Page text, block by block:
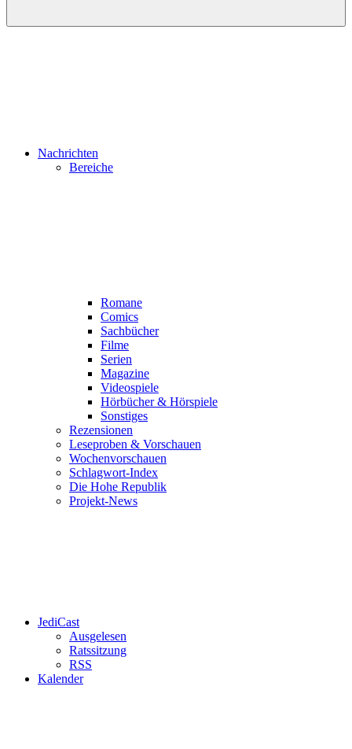
Nachrichten
Bereiche
Romane
Comics
Sachbücher
Filme
Serien
Magazine
Videospiele
Hörbücher & Hörspiele
Sonstiges
Rezensionen
Leseproben & Vorschauen
Wochenvorschauen
Schlagwort-Index
Die Hohe Republik
Projekt-News
JediCast
Ausgelesen
Ratssitzung
RSS
Kalender